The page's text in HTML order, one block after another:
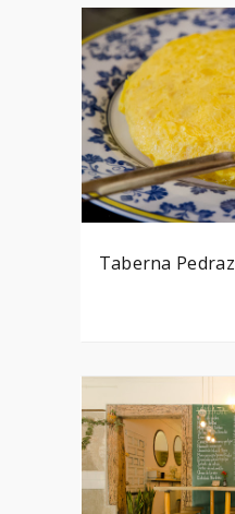
Taberna